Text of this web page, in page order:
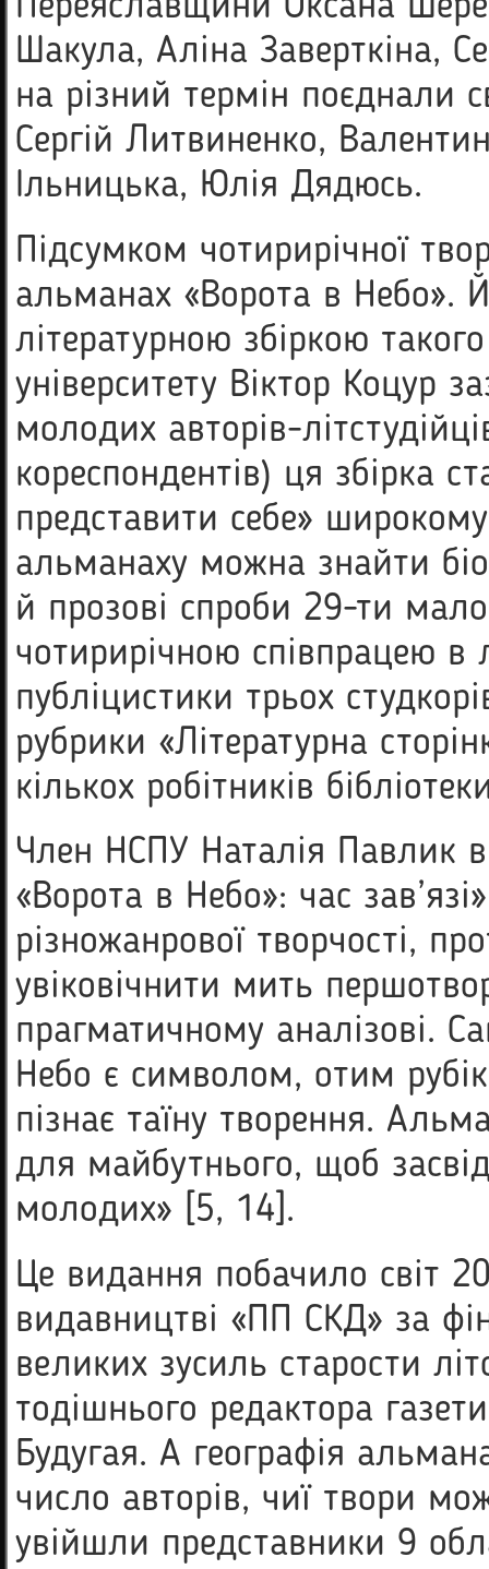
Шакула, Аліна Заверткіна,
на різний термін поєднали
Сергій Литвиненко,
Ільницька, Юлія Дядюсь.
Підсумком чотирирічної
альманах «Ворота в Небо».
літературною збіркою
університету Віктор Коцур
молодих авторів-
кореспондентів) ця збірка
представити себе»
альманаху можна знайти
й прозові спроби 29-ти
чотирирічною співпрацею в
публіцистики трьох
рубрики «Літературна
кількох робітників
Член НСПУ Наталія Павлик
«Ворота в Небо»: час
різножанрової творчості,
увіковічнити мить
прагматичному аналізові.
Небо є символом, отим
пізнає таїну творення.
для майбутнього, щоб
молодих» [5, 14].
Це видання побачило світ
видавництві «ПП СКД» за
великих зусиль старости
тодішнього редактора
Будугая. А географія
число авторів, чиї твори
увійшли представники 9